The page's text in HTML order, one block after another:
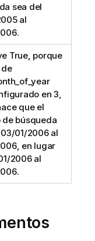
sea del
al
.
True, porque
en 3
que el
de búsqueda
03/01/2006al
, en lugar
2006al
.